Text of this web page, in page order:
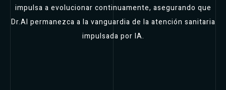
impulsa a evolucionar continuamente, asegurando que
Dr.AI permanezca a la vanguardia de la atención sanitaria
impulsada por IA.